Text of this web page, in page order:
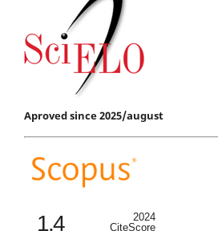
Aproved since 2025/august
1.4
2024
CiteScore